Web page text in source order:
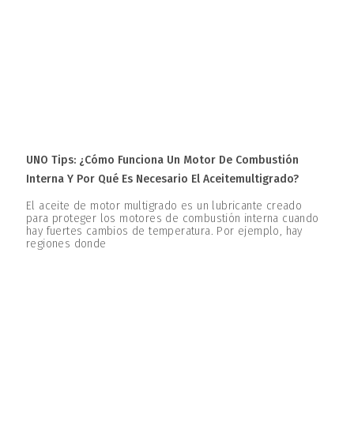
UNO Tips: ¿Cómo Funciona Un Motor De Combustión
Interna Y Por Qué Es Necesario El Aceitemultigrado?
El aceite de motor multigrado es un lubricante creado
para proteger los motores de combustión interna cuando
hay fuertes cambios de temperatura. Por ejemplo, hay
regiones donde